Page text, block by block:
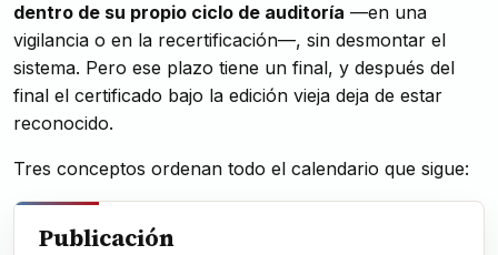
dentro de su propio ciclo de auditoría —en una
vigilancia o en la recertificación—, sin desmontar el
sistema. Pero ese plazo tiene un final, y después del
final el certificado bajo la edición vieja deja de estar
reconocido.
Tres conceptos ordenan todo el calendario que sigue:
Publicación